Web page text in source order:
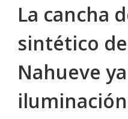
La cancha
sintético
Nahueve
iluminación